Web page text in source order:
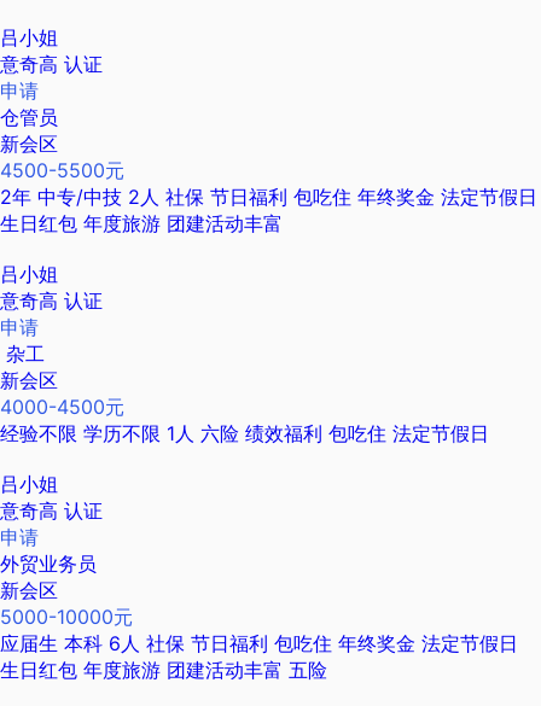
吕小姐
意奇高 认证
申请
仓管员
新会区
4500-5500元
2年 中专/中技 2人 社保 节日福利 包吃住 年终奖金 法定节假日
生日红包 年度旅游 团建活动丰富
吕小姐
意奇高 认证
申请
杂工
新会区
4000-4500元
经验不限 学历不限 1人 六险 绩效福利 包吃住 法定节假日
吕小姐
意奇高 认证
申请
外贸业务员
新会区
5000-10000元
应届生 本科 6人 社保 节日福利 包吃住 年终奖金 法定节假日
生日红包 年度旅游 团建活动丰富 五险